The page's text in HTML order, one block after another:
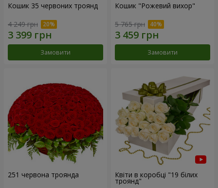
Кошик 35 червоних троянд
4 249 грн
Замовити
Кошик "Рожевий вихор"
5 765 грн
Замовити
251 червона троянда Квіти в коробці "19 білих
троянд"